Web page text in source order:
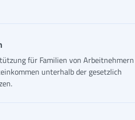
für Familien von Arbeitnehmern
unterhalb der gesetzlich